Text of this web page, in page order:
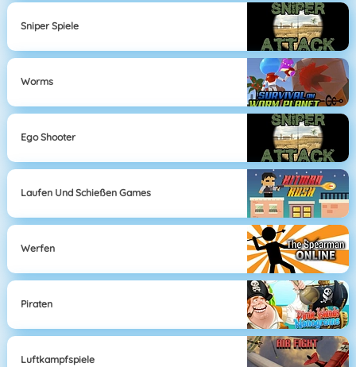
Sniper Spiele
Worms
Ego Shooter
Laufen Und Schießen Games
Werfen
Piraten
Luftkampfspiele